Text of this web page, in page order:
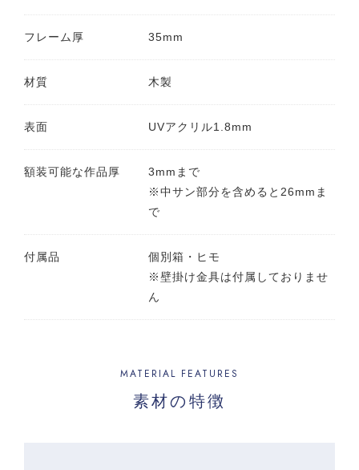
フレーム厚 35mm
材質 木製
表面 UVアクリル1.8mm
額装可能な作品厚
3mmまで
※中サン部分を含めると26mmま
で
付属品
個別箱・ヒモ
※壁掛け金具は付属しておりませ
ん
素材の特徴
MATERIAL FEATURES